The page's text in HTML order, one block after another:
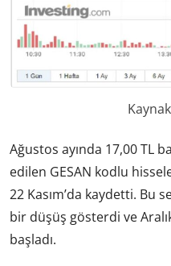
Ağustos ayında 17,00 TL
edilen GESAN kodlu
22 Kasım’da kaydetti. Bu
bir düşüş gösterdi ve
başladı.